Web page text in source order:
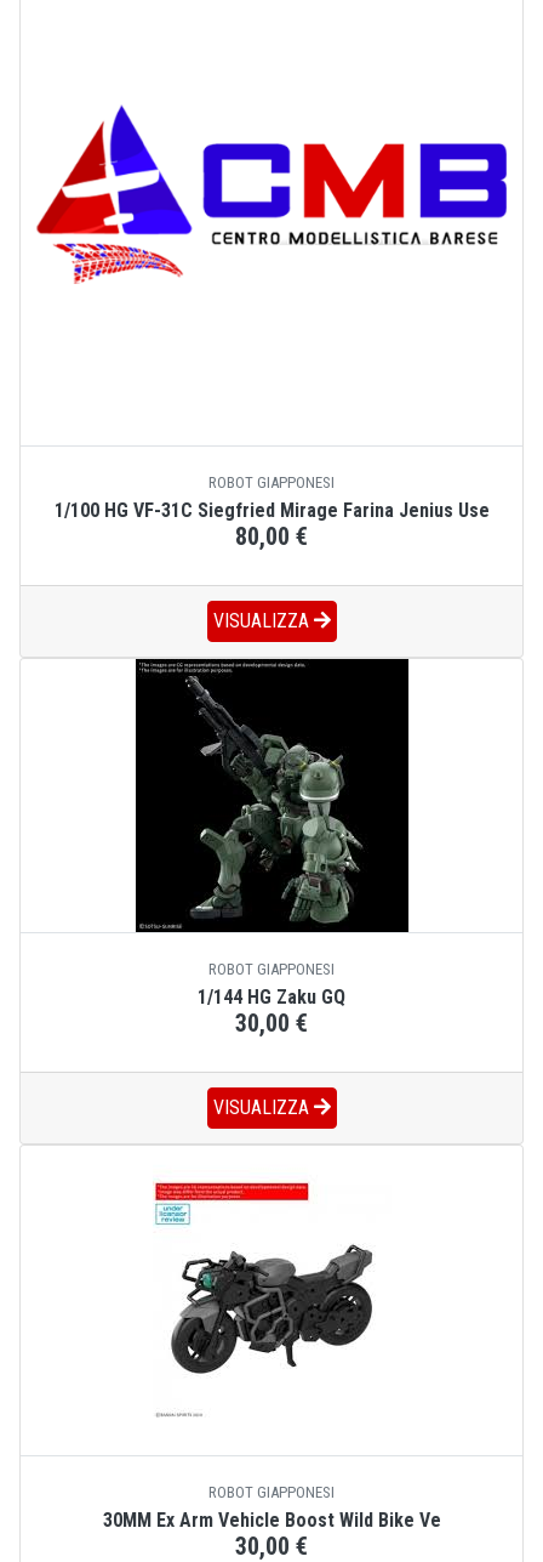
ROBOT GIAPPONESI
1/100 HG VF-31C Siegfried Mirage Farina Jenius Use
80,00 €
VISUALIZZA
ROBOT GIAPPONESI
1/144 HG Zaku GQ
30,00 €
VISUALIZZA
ROBOT GIAPPONESI
30MM Ex Arm Vehicle Boost Wild Bike Ve
30,00 €